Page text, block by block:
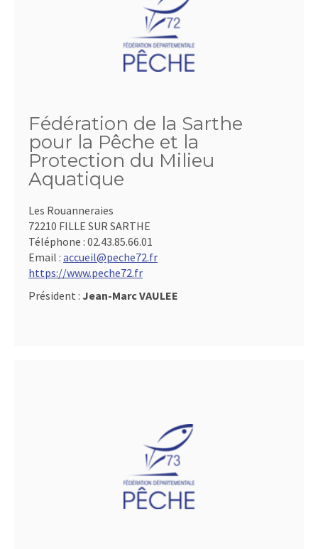
Fédération de la Sarthe
pour la Pêche et la
Protection du Milieu
Aquatique
Les Rouanneraies
72210 FILLE SUR SARTHE
Téléphone : 02.43.85.66.01
Email : accueil@peche72.fr
https://www.peche72.fr
Président : Jean-Marc VAULEE